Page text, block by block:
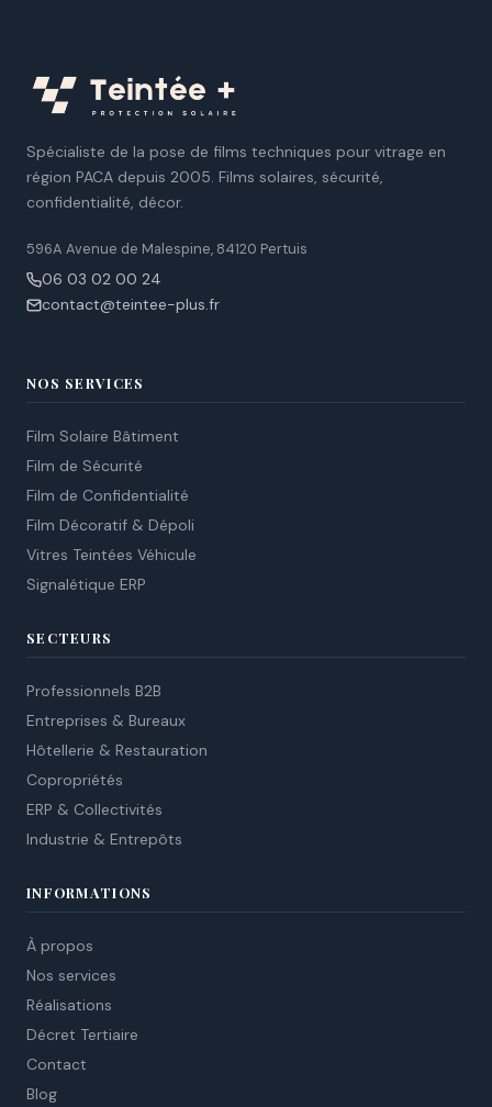
Spécialiste de la pose de films techniques pour vitrage en
région PACA depuis 2005. Films solaires, sécurité,
confidentialité, décor.
596A Avenue de Malespine, 84120 Pertuis
06 03 02 00 24
contact@teintee-plus.fr
NOS SERVICES
Film Solaire Bâtiment
Film de Sécurité
Film de Confidentialité
Film Décoratif & Dépoli
Vitres Teintées Véhicule
Signalétique ERP
SECTEURS
Professionnels B2B
Entreprises & Bureaux
Hôtellerie & Restauration
Copropriétés
ERP & Collectivités
Industrie & Entrepôts
INFORMATIONS
À propos
Nos services
Réalisations
Décret Tertiaire
Contact
Blog